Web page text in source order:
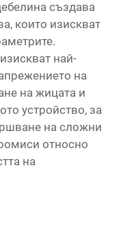
създава
които изискват
най-
на
на жицата и
устройство, за
на сложни
относно
на